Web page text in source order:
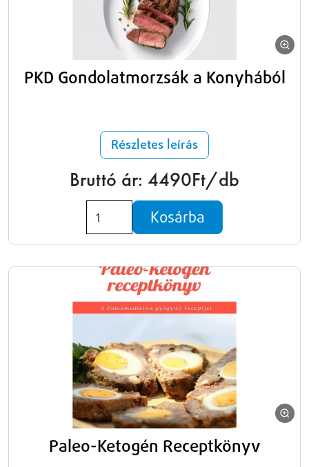
PKD Gondolatmorzsák a Konyhából
Részletes leírás
Bruttó ár: 4490Ft/db
Kosárba
Paleo-Ketogén Receptkönyv